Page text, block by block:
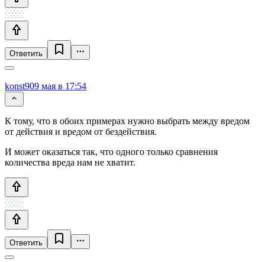
Ответить
konst909 мая в 17:54
К тому, что в обоих примерах нужно выбрать между вредом
от действия и вредом от бездействия.
И может оказаться так, что одного только сравнения
количества вреда нам не хватит.
Ответить